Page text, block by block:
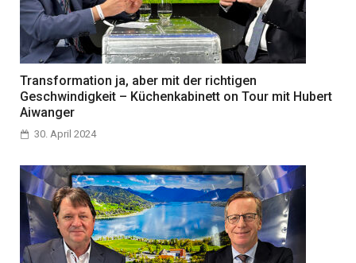
Transformation ja, aber mit der richtigen
Geschwindigkeit – Küchenkabinett on Tour mit Hubert
Aiwanger
30. April 2024